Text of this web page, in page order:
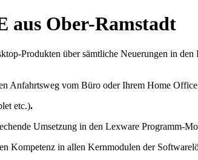
aus Ober-Ramstadt
Produkten über sämtliche Neuerungen in den
Anfahrtsweg vom Büro oder Ihrem Home
etc.).
Umsetzung in den Lexware Programm-
Kompetenz in allen Kernmodulen der